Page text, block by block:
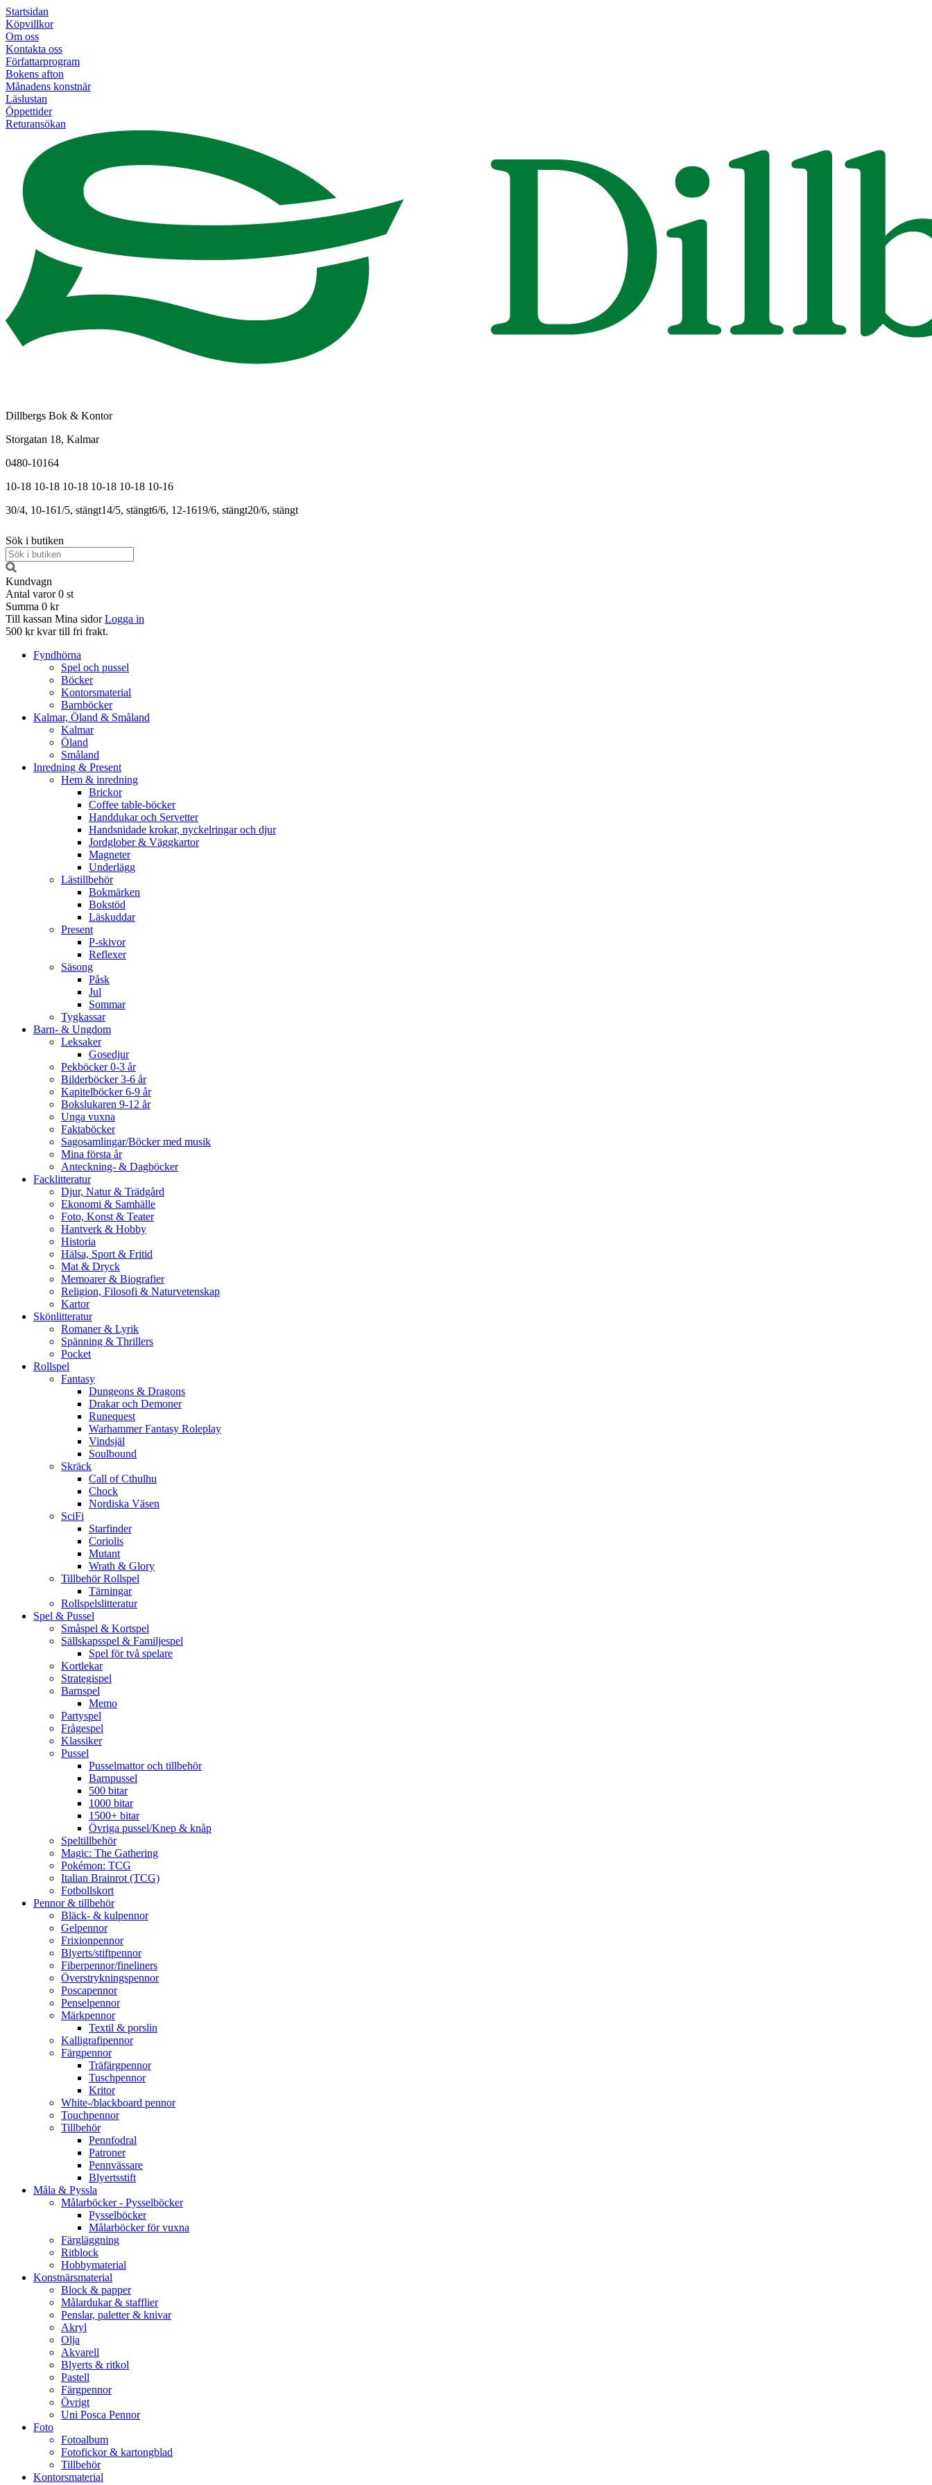
Startsidan
Köpvillkor
Om oss
Kontakta oss
Författarprogram
Bokens afton
Månadens konstnär
Läslustan
Öppettider
Returansökan
Dillbergs Bok & Kontor
Storgatan 18, Kalmar
0480-10164
10-18 10-18 10-18 10-18 10-18 10-16
30/4, 10-161/5, stängt14/5, stängt6/6, 12-1619/6, stängt20/6, stängt
Sök i butiken
Kundvagn
Antal varor 0 st
Summa 0 kr
Till kassan Mina sidor Logga in
500 kr kvar till fri frakt.
Fyndhörna
Spel och pussel
Böcker
Kontorsmaterial
Barnböcker
Kalmar, Öland & Småland
Kalmar
Öland
Småland
Inredning & Present
Hem & inredning
Brickor
Coffee table-böcker
Handdukar och Servetter
Handsnidade krokar, nyckelringar och djur
Jordglober & Väggkartor
Magneter
Underlägg
Lästillbehör
Bokmärken
Bokstöd
Läskuddar
Present
P-skivor
Reflexer
Säsong
Påsk
Jul
Sommar
Tygkassar
Barn- & Ungdom
Leksaker
Gosedjur
Pekböcker 0-3 år
Bilderböcker 3-6 år
Kapitelböcker 6-9 år
Bokslukaren 9-12 år
Unga vuxna
Faktaböcker
Sagosamlingar/Böcker med musik
Mina första år
Anteckning- & Dagböcker
Facklitteratur
Djur, Natur & Trädgård
Ekonomi & Samhälle
Foto, Konst & Teater
Hantverk & Hobby
Historia
Hälsa, Sport & Fritid
Mat & Dryck
Memoarer & Biografier
Religion, Filosofi & Naturvetenskap
Kartor
Skönlitteratur
Romaner & Lyrik
Spänning & Thrillers
Pocket
Rollspel
Fantasy
Dungeons & Dragons
Drakar och Demoner
Runequest
Warhammer Fantasy Roleplay
Vindsjäl
Soulbound
Skräck
Call of Cthulhu
Chock
Nordiska Väsen
SciFi
Starfinder
Coriolis
Mutant
Wrath & Glory
Tillbehör Rollspel
Tärningar
Rollspelslitteratur
Spel & Pussel
Småspel & Kortspel
Sällskapsspel & Familjespel
Spel för två spelare
Kortlekar
Strategispel
Barnspel
Memo
Partyspel
Frågespel
Klassiker
Pussel
Pusselmattor och tillbehör
Barnpussel
500 bitar
1000 bitar
1500+ bitar
Övriga pussel/Knep & knåp
Speltillbehör
Magic: The Gathering
Pokémon: TCG
Italian Brainrot (TCG)
Fotbollskort
Pennor & tillbehör
Bläck- & kulpennor
Gelpennor
Frixionpennor
Blyerts/stiftpennor
Fiberpennor/fineliners
Överstrykningspennor
Poscapennor
Penselpennor
Märkpennor
Textil & porslin
Kalligrafipennor
Färgpennor
Träfärgpennor
Tuschpennor
Kritor
White-/blackboard pennor
Touchpennor
Tillbehör
Pennfodral
Patroner
Pennvässare
Blyertsstift
Måla & Pyssla
Målarböcker - Pysselböcker
Pysselböcker
Målarböcker för vuxna
Färgläggning
Ritblock
Hobbymaterial
Konstnärsmaterial
Block & papper
Målardukar & stafflier
Penslar, paletter & knivar
Akryl
Olja
Akvarell
Blyerts & ritkol
Pastell
Färgpennor
Övrigt
Uni Posca Pennor
Foto
Fotoalbum
Fotofickor & kartongblad
Tillbehör
Kontorsmaterial